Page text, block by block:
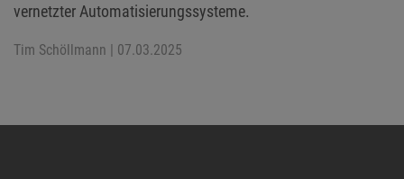
vernetzter Automatisierungssysteme.
Tim Schöllmann | 07.03.2025